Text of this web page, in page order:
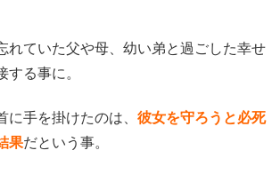
れていた父や母、幼い弟と過ごした幸せ
する事に。
に手を掛けたのは、 彼女を守ろうと必死
果だという事。